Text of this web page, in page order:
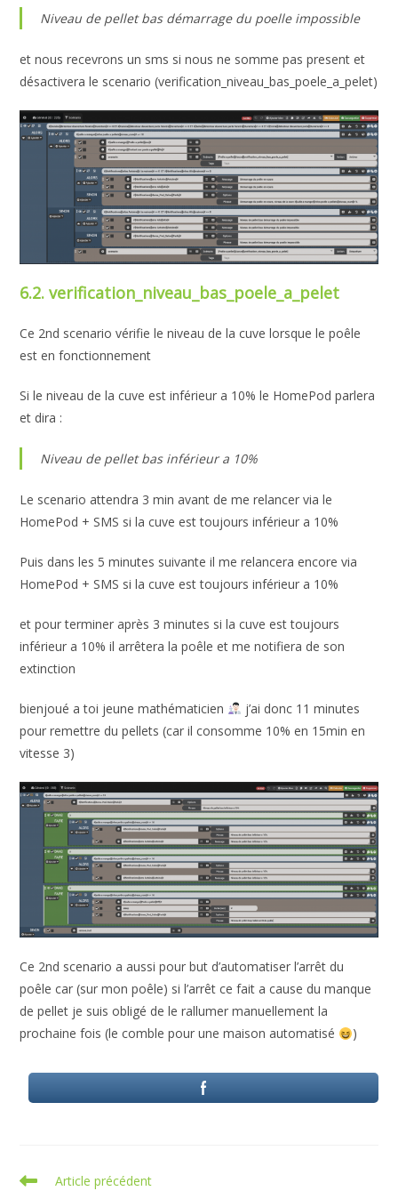
Niveau de pellet bas démarrage du poelle impossible
et nous recevrons un sms si nous ne somme pas present et
désactivera le scenario (verification_niveau_bas_poele_a_pelet)
6.2. verification_niveau_bas_poele_a_pelet
Ce 2nd scenario vérifie le niveau de la cuve lorsque le poêle
est en fonctionnement
Si le niveau de la cuve est inférieur a 10% le HomePod parlera
et dira :
Niveau de pellet bas inférieur a 10%
Le scenario attendra 3 min avant de me relancer via le
HomePod + SMS si la cuve est toujours inférieur a 10%
Puis dans les 5 minutes suivante il me relancera encore via
HomePod + SMS si la cuve est toujours inférieur a 10%
et pour terminer après 3 minutes si la cuve est toujours
inférieur a 10% il arrêtera la poêle et me notifiera de son
extinction
bienjoué a toi jeune mathématicien
j’ai donc 11 minutes
pour remettre du pellets (car il consomme 10% en 15min en
vitesse 3)
Ce 2nd scenario a aussi pour but d’automatiser l’arrêt du
poêle car (sur mon poêle) si l’arrêt ce fait a cause du manque
de pellet je suis obligé de le rallumer manuellement la
prochaine fois (le comble pour une maison automatisé
)
Read
Article précédent